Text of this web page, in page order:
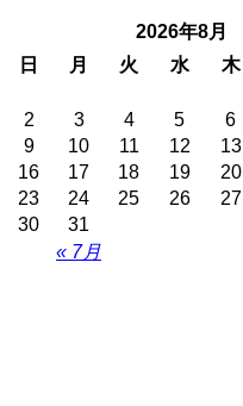
2026年8月
日
月 火 水 木
« 7月
2
3 4 5 6
9
10 11 12 13
16
17 18 19 20
23
24 25 26 27
30
31